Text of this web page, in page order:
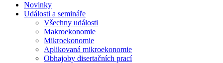
Novinky
Události a semináře
Všechny události
Makroekonomie
Mikroekonomie
Aplikovaná mikroekonomie
Obhajoby disertačních prací